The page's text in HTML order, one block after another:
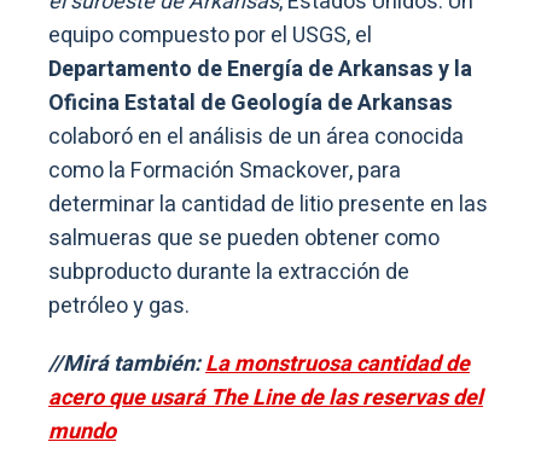
equipo compuesto por el USGS, el
Departamento de Energía de Arkansas y la
Oficina Estatal de Geología de Arkansas
colaboró en el análisis de un área conocida
como la Formación Smackover, para
determinar la cantidad de litio presente en las
salmueras que se pueden obtener como
subproducto durante la extracción de
petróleo y gas.
//Mirá también:La monstruosa cantidad de
acero que usará The Line de las reservas del
mundo